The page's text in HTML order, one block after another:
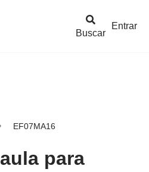
Buscar
Entrar
EF07MA16
para